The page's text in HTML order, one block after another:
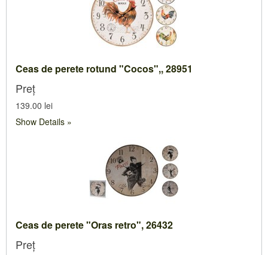
Ceas de perete rotund "Cocos",, 28951
Preț
139.00 lei
Show Details
Ceas de perete "Oras retro", 26432
Preț